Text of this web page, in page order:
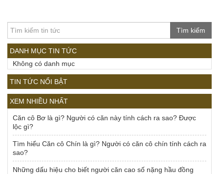
Tìm kiếm
DANH MỤC TIN TỨC
Không có danh mục
TIN TỨC NỔI BẬT
XEM NHIỀU NHẤT
Căn cô Bơ là gì? Người có căn này tính cách ra sao? Được
lộc gì?
Tìm hiểu Căn cô Chín là gì? Người có căn cô chín tính cách ra
sao?
Những dấu hiệu cho biết người căn cao số nặng hầu đồng